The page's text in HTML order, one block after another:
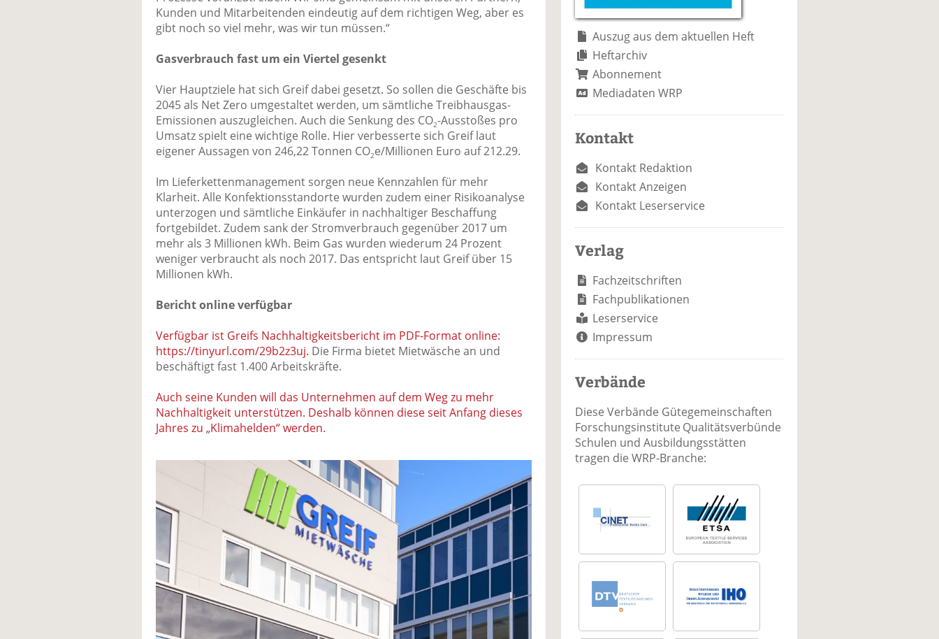
n
n
Kunden und Mitarbeitenden eindeutig auf dem richtigen Weg, aber es
gibt noch so viel mehr, was wir tun müssen.“
Gasverbrauch fast um ein Viertel gesenkt
Vier Hauptziele hat sich Greif dabei gesetzt. So sollen die Geschäfte bis
2045 als Net Zero umgestaltet werden, um sämtliche Treibhausgas-
Emissionen auszugleichen. Auch die Senkung des CO2-Ausstoßes pro
Umsatz spielt eine wichtige Rolle. Hier verbesserte sich Greif laut
eigener Aussagen von 246,22 Tonnen CO2e/Millionen Euro auf 212.29.
Im Lieferkettenmanagement sorgen neue Kennzahlen für mehr
Klarheit. Alle Konfektionsstandorte wurden zudem einer Risikoanalyse
unterzogen und sämtliche Einkäufer in nachhaltiger Beschaffung
fortgebildet. Zudem sank der Stromverbrauch gegenüber 2017 um
mehr als 3 Millionen kWh. Beim Gas wurden wiederum 24 Prozent
weniger verbraucht als noch 2017. Das entspricht laut Greif über 15
Millionen kWh.
Bericht online verfügbar
Verfügbar ist Greifs Nachhaltigkeitsbericht im PDF-Format online:
https://tinyurl.com/29b2z3uj. Die Firma bietet Mietwäsche an und
beschäftigt fast 1.400 Arbeitskräfte.
Auch seine Kunden will das Unternehmen auf dem Weg zu mehr
Nachhaltigkeit unterstützen. Deshalb können diese seit Anfang dieses
Jahres zu „Klimahelden“ werden.
Auszug aus dem aktuellen Heft
Heftarchiv
Abonnement
Mediadaten WRP
Kontakt
Kontakt Redaktion
Kontakt Anzeigen
Kontakt Leserservice
Verlag
Fachzeitschriften
Fachpublikationen
Leserservice
Impressum
Verbände
Diese Verbände Gütegemeinschaften
Forschungsinstitute Qualitätsverbünde
Schulen und Ausbildungsstätten
tragen die WRP-Branche: